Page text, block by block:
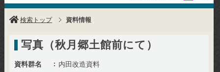
検索トップ 資料情報
写真（秋月郷土館前にて）
資料群名 内田改造資料